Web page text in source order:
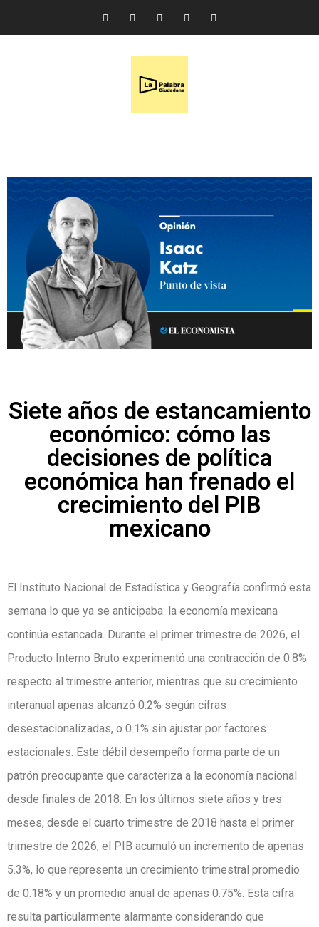
Siete años de estancamiento
económico: cómo las
decisiones de política
económica han frenado el
crecimiento del PIB
mexicano
El Instituto Nacional de Estadística y Geografía confirmó esta
semana lo que ya se anticipaba: la economía mexicana
continúa estancada. Durante el primer trimestre de 2026, el
Producto Interno Bruto experimentó una contracción de 0.8%
respecto al trimestre anterior, mientras que su crecimiento
interanual apenas alcanzó 0.2% según cifras
desestacionalizadas, o 0.1% sin ajustar por factores
estacionales. Este débil desempeño forma parte de un
patrón preocupante que caracteriza a la economía nacional
desde finales de 2018. En los últimos siete años y tres
meses, desde el cuarto trimestre de 2018 hasta el primer
trimestre de 2026, el PIB acumuló un incremento de apenas
5.3%, lo que representa un crecimiento trimestral promedio
de 0.18% y un promedio anual de apenas 0.75%. Esta cifra
resulta particularmente alarmante considerando que